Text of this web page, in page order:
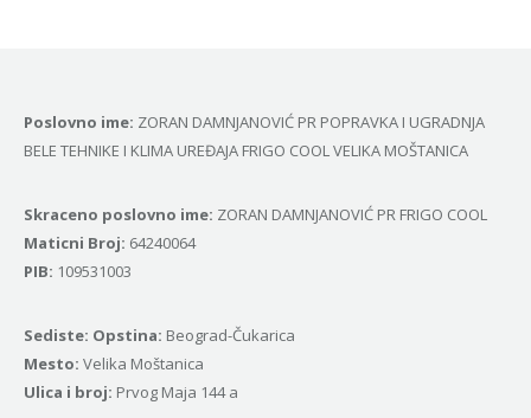
Poslovno ime: ZORAN DAMNJANOVIĆ PR POPRAVKA I UGRADNJA
BELE TEHNIKE I KLIMA UREĐAJA FRIGO COOL VELIKA MOŠTANICA
Skraceno poslovno ime: ZORAN DAMNJANOVIĆ PR FRIGO COOL
Маticni Broj: 64240064
PIB: 109531003
Sediste: Opstina: Beograd-Čukarica
Mesto: Velika Moštanica
Ulica i broj: Prvog Maja 144 a